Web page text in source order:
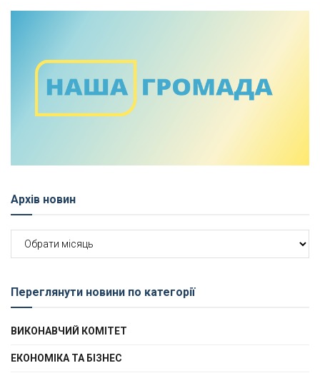
Архів новин
новин
Переглянути новини по категорії
ВИКОНАВЧИЙ КОМІТЕТ
ЕКОНОМІКА ТА БІЗНЕС